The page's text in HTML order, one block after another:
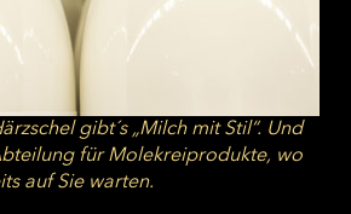
gibt´s „Milch mit Stil“. Und
für Molekreiprodukte, wo
auf Sie warten.